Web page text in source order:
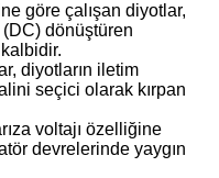
göre çalışan diyotlar,
(DC) dönüştüren
diyotların iletim
seçici olarak kırpan
voltajı özelliğine
devrelerinde yaygın